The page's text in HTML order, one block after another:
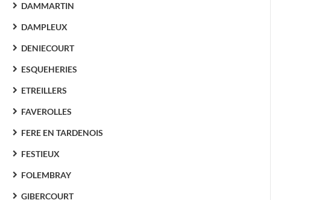
DAMMARTIN
DAMPLEUX
DENIECOURT
ESQUEHERIES
ETREILLERS
FAVEROLLES
FERE EN TARDENOIS
FESTIEUX
FOLEMBRAY
GIBERCOURT